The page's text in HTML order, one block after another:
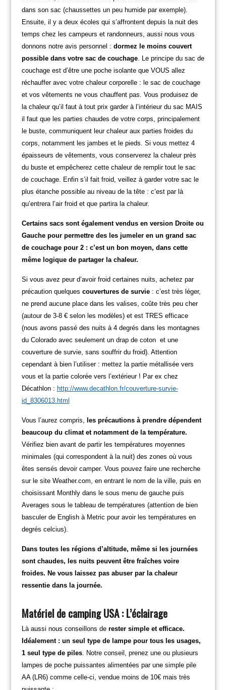
dans son sac (chaussettes un peu humide par exemple).
Ensuite, il y a deux écoles qui s’affrontent depuis la nuit des
temps chez les campeurs et randonneurs, aussi nous vous
donnons notre avis personnel : dormez le moins couvert
possible dans votre sac de couchage. Le principe du sac de
couchage est d’être une poche isolante que VOUS allez
réchauffer avec votre chaleur corporelle : le sac de couchage
et vos vêtements ne vous chauffent pas. Vous produisez de
la chaleur qu’il faut à tout prix garder à l’intérieur du sac MAIS
il faut que les parties chaudes de votre corps, principalement
le buste, communiquent leur chaleur aux parties froides du
corps, notamment les jambes et le pieds. Si vous mettez 4
épaisseurs de vêtements, vous conserverez la chaleur près
du buste et empêcherez cette chaleur de remplir tout le sac
de couchage. Enfin s’il fait froid, veillez à garder votre sac le
plus étanche possible au niveau de la tête : c’est par là
qu’entrera l’air froid et que partira la chaleur.
Certains sacs sont également vendus en version Droite ou
Gauche pour permettre des les jumeler en un grand sac
de couchage pour 2 : c’est un bon moyen, dans cette
même logique de partager la chaleur.
Si vous avez peur d’avoir froid certaines nuits, achetez par
précaution quelques couvertures de survie: c’est très léger,
ne prend aucune place dans les valises, coûte très peu cher
(autour de 3-8 € selon les modèles) et est TRES efficace
(nous avons passé des nuits à 4 degrés dans les montagnes
du Colorado avec seulement un drap de coton et une
couverture de survie, sans souffrir du froid). Attention
cependant à bien l’utiliser : mettez la partie métallisée vers
vous et la partie colorée vers l’extérieur ! Par ex chez
Décathlon : http://www.decathlon.fr/couverture-survie-
id_8306013.html
Vous l’aurez compris,
les précautions à prendre dépendent
beaucoup du climat et notamment de la température.
Vérifiez bien avant de partir les températures moyennes
minimales (qui correspondent à la nuit) des zones où vous
êtes sensés devoir camper. Vous pouvez faire une recherche
sur le site Weather.com, en entrant le nom de la ville, puis en
choisissant Monthly dans le sous menu de gauche puis
Averages sous le tableau de températures (attention de bien
basculer de English à Metric pour avoir les températures en
degrés celcius).
Dans toutes les régions d’altitude, même si les journées
sont chaudes, les nuits peuvent être fraîches voire
froides. Ne vous laissez pas abuser par la chaleur
ressentie dans la journée.
Matériel de camping USA : L’éclairage
Là aussi nous conseillons de rester simple et efficace.
Idéalement : un seul type de lampe pour tous les usages,
1 seul type de piles. Notre conseil, prenez une ou plusieurs
lampes de poche puissantes alimentées par une simple pile
AA (LR6) comme celle-ci, vendue moins de 10€ mais très